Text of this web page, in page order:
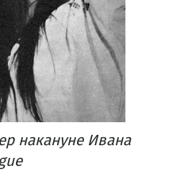
накануне Ивана